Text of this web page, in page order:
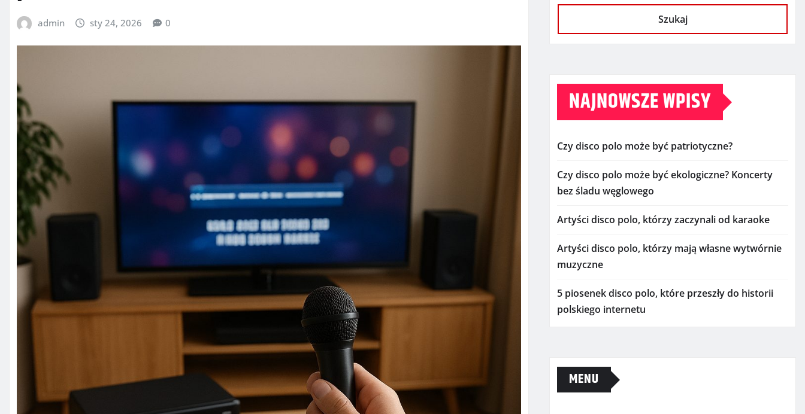
admin sty 24, 2026 0 Szukaj
NAJNOWSZE WPISY
Czy disco polo może być patriotyczne?
Czy disco polo może być ekologiczne? Koncerty
bez śladu węglowego
Artyści disco polo, którzy zaczynali od karaoke
Artyści disco polo, którzy mają własne wytwórnie
muzyczne
5 piosenek disco polo, które przeszły do historii
polskiego internetu
MENU